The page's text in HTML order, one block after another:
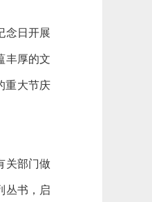
念日开展
丰厚的文
重大节庆
关部门做
丛书，启